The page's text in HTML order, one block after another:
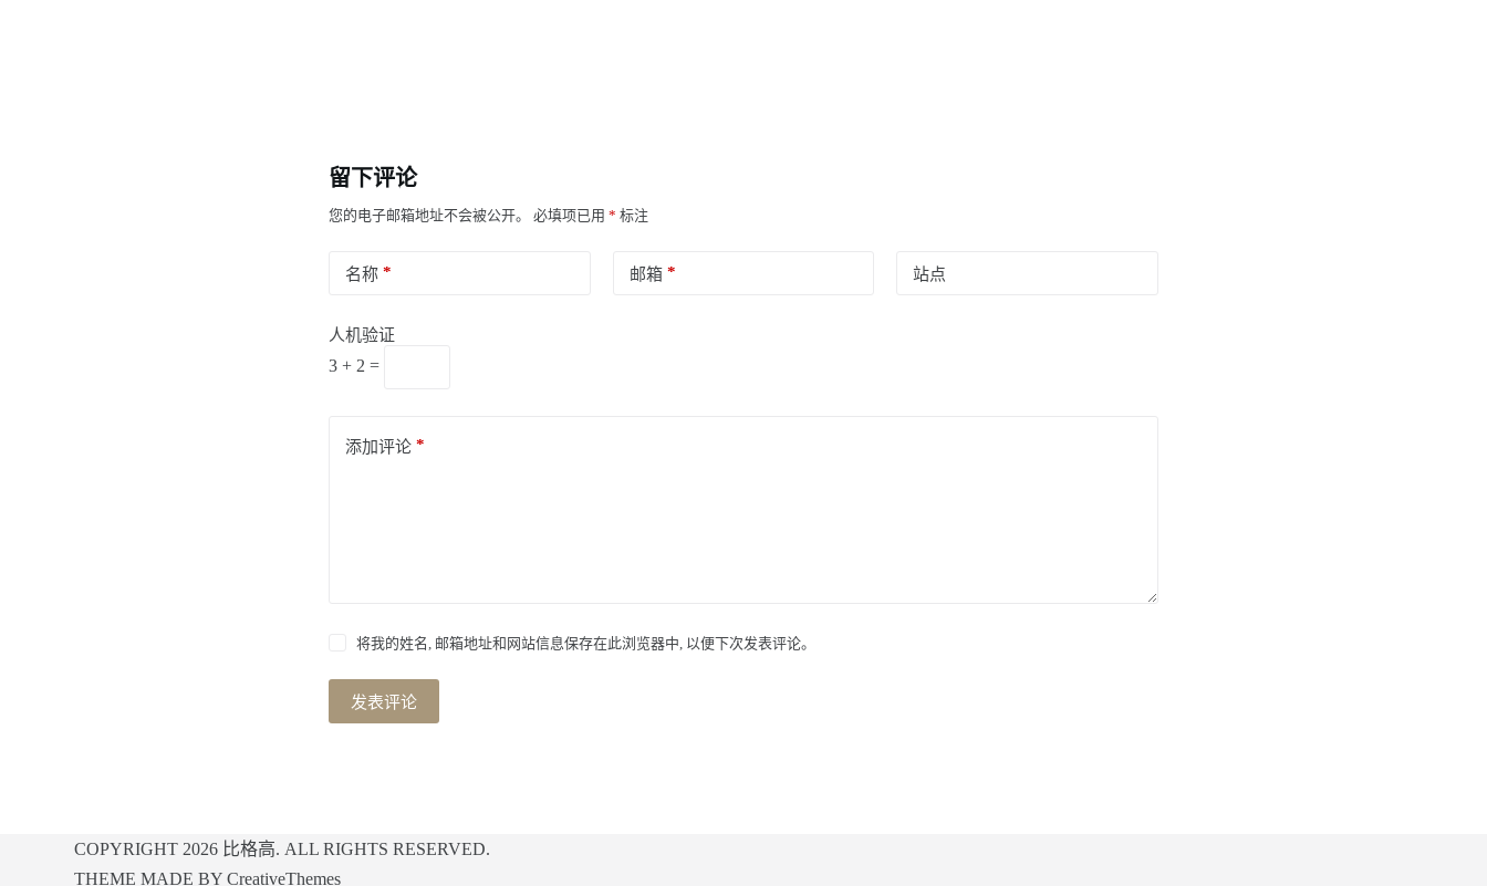
留下评论
您的电子邮箱地址不会被公开。 必填项已用 * 标注
名称 * 邮箱* 站点
人机验证
3 + 2 =
添加评论 *
将我的姓名, 邮箱地址和网站信息保存在此浏览器中, 以便下次发表评论。
发表评论
COPYRIGHT 2026 比格高. ALL RIGHTS RESERVED.
THEME MADE BYCreativeThemes